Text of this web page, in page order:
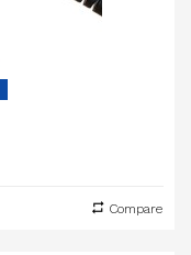
Compare